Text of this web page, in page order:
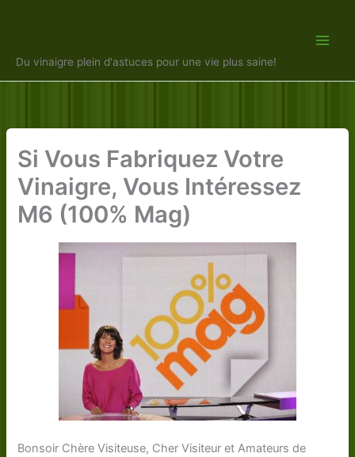
Du vinaigre plein d'astuces pour une vie plus saine!
Si Vous Fabriquez Votre
Vinaigre, Vous Intéressez
M6 (100% Mag)
Bonsoir Chère Visiteuse, Cher Visiteur et Amateurs de